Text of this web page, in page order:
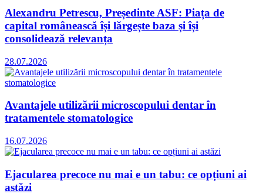
Alexandru Petrescu, Președinte ASF: Piața de
capital românească își lărgește baza și își
consolidează relevanța
28.07.2026
Avantajele utilizării microscopului dentar în
tratamentele stomatologice
16.07.2026
Ejacularea precoce nu mai e un tabu: ce opțiuni ai
astăzi